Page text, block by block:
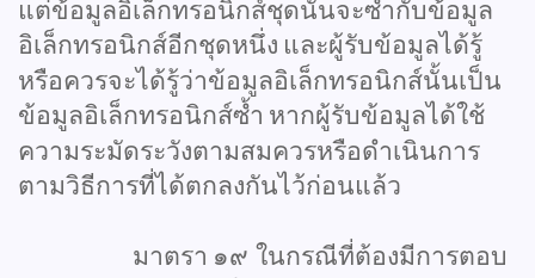
แต่ข้อมูลอิเล็กทรอนิกส์ชุดนั้นจะซ้ำกับข้อมูล
อิเล็กทรอนิกส์อีกชุดหนึ่ง และผู้รับข้อมูลได้รู้
หรือควรจะได้รู้ว่าข้อมูลอิเล็กทรอนิกส์นั้นเป็น
ข้อมูลอิเล็กทรอนิกส์ซ้ำ หากผู้รับข้อมูลได้ใช้
ความระมัดระวังตามสมควรหรือดำเนินการ
ตามวิธีการที่ได้ตกลงกันไว้ก่อนแล้ว
มาตรา ๑๙ ในกรณีที่ต้องมีการตอบ